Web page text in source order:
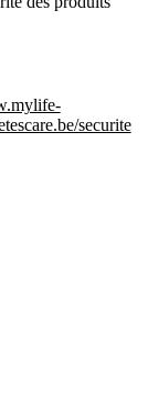
securite